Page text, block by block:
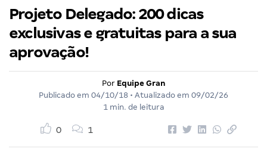
Projeto Delegado: 200 dicas
exclusivas e gratuitas para a sua
aprovação!
Por Equipe Gran
Publicado em 04/10/18 • Atualizado em 09/02/26
1 min. de leitura
0 1